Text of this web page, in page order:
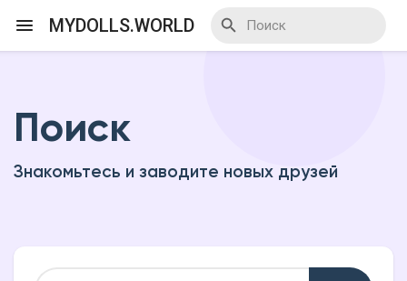
MYDOLLS.WORLD
Я организатор
Поиск
Знакомьтесь и заводите новых друзей